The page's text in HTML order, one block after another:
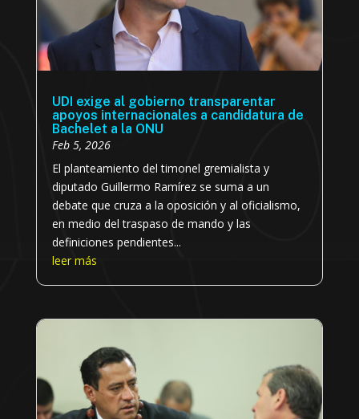
UDI exige al gobierno transparentar
apoyos internacionales a candidatura de
Bachelet a la ONU
Feb 5, 2026
El planteamiento del timonel gremialista y
diputado Guillermo Ramírez se suma a un
debate que cruza a la oposición y al oficialismo,
en medio del traspaso de mando y las
definiciones pendientes...
leer más